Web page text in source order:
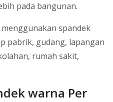
pada bangunan.
spandek
pabrik, gudang, lapangan
rumah sakit,
warna Per